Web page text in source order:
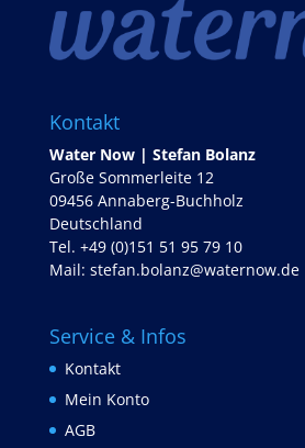
Kontakt
Water Now | Stefan Bolanz
Große Sommerleite 12
09456 Annaberg-Buchholz
Deutschland
Tel. +49 (0)151 51 95 79 10
Mail: stefan.bolanz@waternow.de
Service & Infos
Kontakt
Mein Konto
AGB